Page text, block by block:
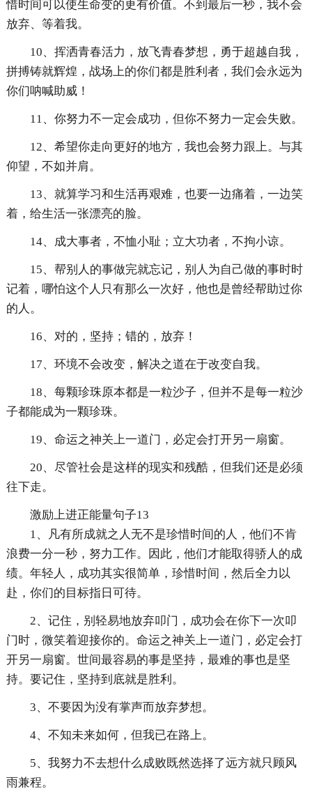
惜时间可以使生命变的更有价值。不到最后一秒，我不会
放弃、等着我。
10、挥洒青春活力，放飞青春梦想，勇于超越自我，
拼搏铸就辉煌，战场上的你们都是胜利者，我们会永远为
你们呐喊助威！
11、你努力不一定会成功，但你不努力一定会失败。
12、希望你走向更好的地方，我也会努力跟上。与其
仰望，不如并肩。
13、就算学习和生活再艰难，也要一边痛着，一边笑
着，给生活一张漂亮的脸。
14、成大事者，不恤小耻；立大功者，不拘小谅。
15、帮别人的事做完就忘记，别人为自己做的事时时
记着，哪怕这个人只有那么一次好，他也是曾经帮助过你
的人。
16、对的，坚持；错的，放弃！
17、环境不会改变，解决之道在于改变自我。
18、每颗珍珠原本都是一粒沙子，但并不是每一粒沙
子都能成为一颗珍珠。
19、命运之神关上一道门，必定会打开另一扇窗。
20、尽管社会是这样的现实和残酷，但我们还是必须
往下走。
激励上进正能量句子13
1、凡有所成就之人无不是珍惜时间的人，他们不肯
浪费一分一秒，努力工作。因此，他们才能取得骄人的成
绩。年轻人，成功其实很简单，珍惜时间，然后全力以
赴，你们的目标指日可待。
2、记住，别轻易地放弃叩门，成功会在你下一次叩
门时，微笑着迎接你的。命运之神关上一道门，必定会打
开另一扇窗。世间最容易的事是坚持，最难的事也是坚
持。要记住，坚持到底就是胜利。
3、不要因为没有掌声而放弃梦想。
4、不知未来如何，但我已在路上。
5、我努力不去想什么成败既然选择了远方就只顾风
雨兼程。